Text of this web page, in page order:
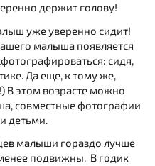
держит голову!
уже уверенно сидит!
малыша появляется
сидя,
Да еще, к тому же,
В этом возрасте можно
совместные фотографии
детьми.
малыши гораздо лучше
подвижны. В годик